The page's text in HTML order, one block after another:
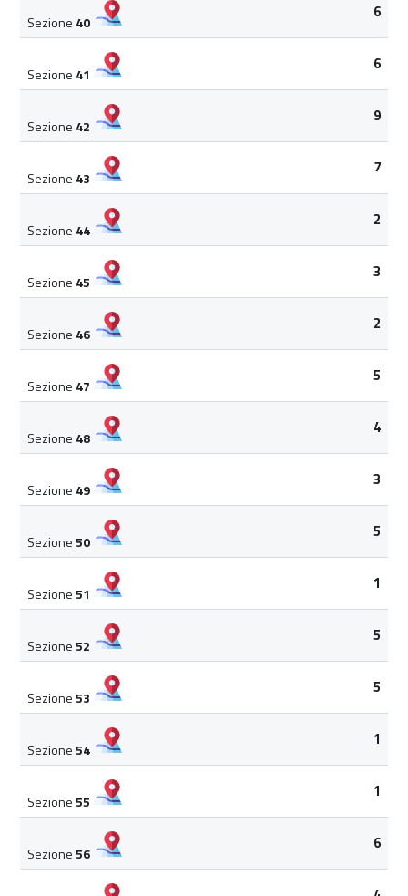
Sezione 40
6
Sezione 41
6
Sezione 42
9
Sezione 43
7
Sezione 44
2
Sezione 45
3
Sezione 46
2
Sezione 47
5
Sezione 48
4
Sezione 49
3
Sezione50
5
Sezione51
1
Sezione52
5
Sezione53
5
Sezione54
1
Sezione55
1
Sezione56
6